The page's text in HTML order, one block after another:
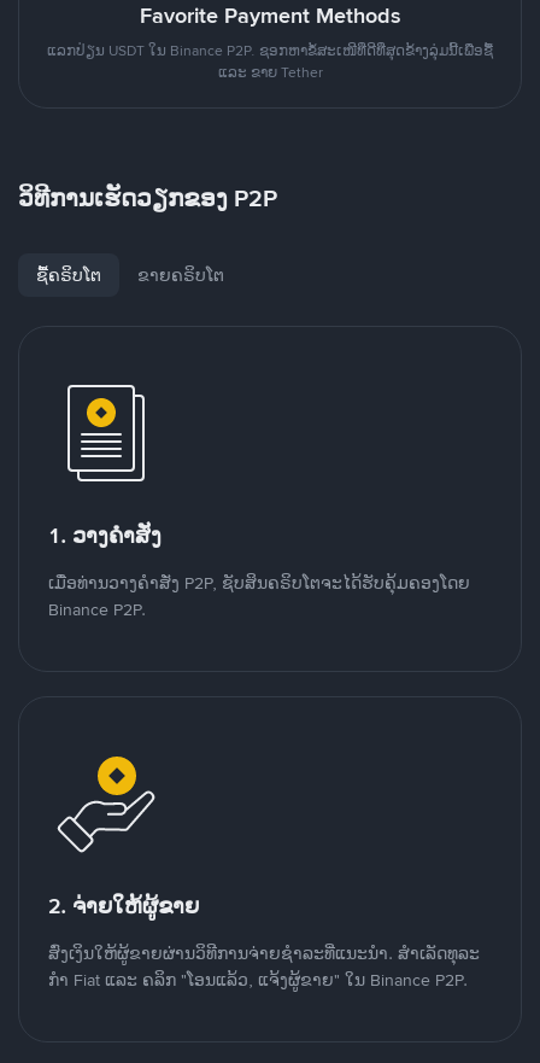
Favorite Payment Methods
ແລກປ່ຽນ USDT ໃນ Binance P2P. ຊອກຫາຂໍ້ສະເໜີທີ່ດີທີ່ສຸດຂ້າງລຸ່ມນີ້ເພື່ອຊື້
ແລະ ຂາຍ Tether
ວິທີການເຮັດວຽກຂອງ P2P
ຊື້ຄຣິບໂຕ ຂາຍຄຣິບໂຕ
1. ວາງຄໍາສັ່ງ
ເມື່ອທ່ານວາງຄໍາສັ່ງ P2P, ຊັບສິນຄຣິບໂຕຈະໄດ້ຮັບຄຸ້ມຄອງໂດຍ
Binance P2P.
2. ຈ່າຍໃຫ້ຜູ້ຂາຍ
ສົ່ງເງິນໃຫ້ຜູ້ຂາຍຜ່ານວິທີການຈ່າຍຊຳລະທີ່ແນະນໍາ. ສໍາເລັດທຸລະ
ກໍາ Fiat ແລະ ຄລິກ "ໂອນແລ້ວ, ແຈ້ງຜູ້ຂາຍ" ໃນ Binance P2P.